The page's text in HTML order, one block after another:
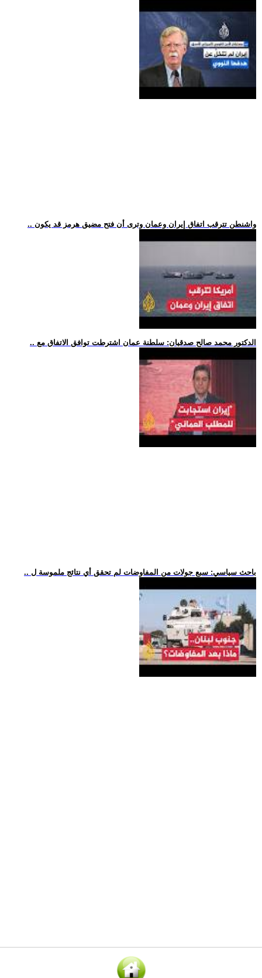
.. واشنطن تترقب اتفاق إيران وعمان وترى أن فتح مضيق هرمز قد يكون
.. الدكتور محمد صالح صدقيان: سلطنة عمان اشترطت توافق الاتفاق مع
.. باحث سياسي: سبع جولات من المفاوضات لم تحقق أي نتائج ملموسة ل